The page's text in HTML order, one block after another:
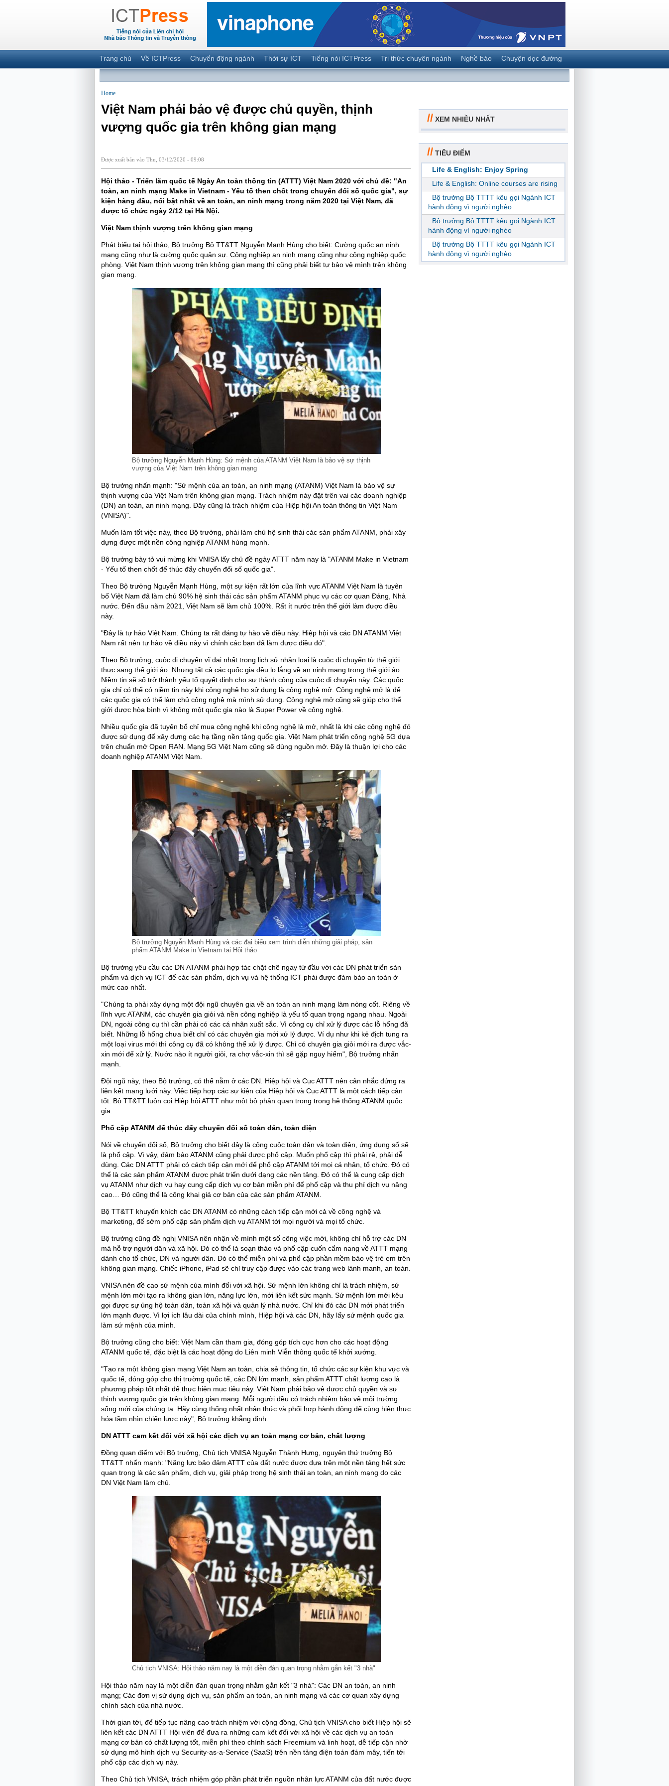
Trang chủ Về ICTPress Chuyển động ngành Thời sự ICT Tiếng nói ICTPress Tri thức chuyên ngành Nghề báo Chuyện dọc đường
Home
Việt Nam phải bảo vệ được chủ quyền, thịnh
vượng quốc gia trên không gian mạng
Được xuất bản vào Thu, 03/12/2020 - 09:08
Hội thảo - Triển lãm quốc tế Ngày An toàn thông tin (ATTT) Việt Nam 2020 với chủ đề: "An
toàn, an ninh mạng Make in Vietnam - Yếu tố then chốt trong chuyển đổi số quốc gia", sự
kiện hàng đầu, nổi bật nhất về an toàn, an ninh mạng trong năm 2020 tại Việt Nam, đã
được tổ chức ngày 2/12 tại Hà Nội.
Việt Nam thịnh vượng trên không gian mạng
Phát biểu tại hội thảo, Bộ trưởng Bộ TT&TT Nguyễn Mạnh Hùng cho biết: Cường quốc an ninh
mạng cũng như là cường quốc quân sự. Công nghiệp an ninh mạng cũng như công nghiệp quốc
phòng. Việt Nam thịnh vượng trên không gian mạng thì cũng phải biết tự bảo vệ mình trên không
gian mạng.
Bộ trưởng Nguyễn Mạnh Hùng: Sứ mệnh của ATANM Việt Nam là bảo vệ sự thịnh
vượng của Việt Nam trên không gian mạng
Bộ trưởng nhấn mạnh: "Sứ mệnh của an toàn, an ninh mạng (ATANM) Việt Nam là bảo vệ sự
thịnh vượng của Việt Nam trên không gian mạng. Trách nhiệm này đặt trên vai các doanh nghiệp
(DN) an toàn, an ninh mạng. Đây cũng là trách nhiệm của Hiệp hội An toàn thông tin Việt Nam
(VNISA)".
Muốn làm tốt việc này, theo Bộ trưởng, phải làm chủ hệ sinh thái các sản phẩm ATANM, phải xây
dựng được một nền công nghiệp ATANM hùng mạnh.
Bộ trưởng bày tỏ vui mừng khi VNISA lấy chủ đề ngày ATTT năm nay là "ATANM Make in Vietnam
- Yếu tố then chốt để thúc đẩy chuyển đổi số quốc gia".
Theo Bộ trưởng Nguyễn Mạnh Hùng, một sự kiện rất lớn của lĩnh vực ATANM Việt Nam là tuyên
bố Việt Nam đã làm chủ 90% hệ sinh thái các sản phẩm ATANM phục vụ các cơ quan Đảng, Nhà
nước. Đến đầu năm 2021, Việt Nam sẽ làm chủ 100%. Rất ít nước trên thế giới làm được điều
này.
"Đây là tự hảo Việt Nam. Chúng ta rất đáng tự hào về điều này. Hiệp hội và các DN ATANM Việt
Nam rất nên tự hào về điều này vì chính các bạn đã làm được điều đó".
Theo Bộ trưởng, cuộc di chuyển vĩ đại nhất trong lịch sử nhân loại là cuộc di chuyển từ thế giới
thực sang thế giới ảo. Nhưng tất cả các quốc gia đều lo lắng về an ninh mạng trong thế giới ảo.
Niềm tin sẽ số trở thành yếu tố quyết định cho sự thành công của cuộc di chuyển này. Các quốc
gia chỉ có thể có niềm tin này khi công nghệ họ sử dụng là công nghệ mở. Công nghệ mở là để
các quốc gia có thể làm chủ công nghệ mà mình sử dụng. Công nghệ mở cũng sẽ giúp cho thế
giới được hòa bình vì không một quốc gia nào là Super Power về công nghệ.
Nhiều quốc gia đã tuyên bố chỉ mua công nghệ khi công nghệ là mở, nhất là khi các công nghệ đó
được sử dụng để xây dựng các hạ tầng nền tảng quốc gia. Việt Nam phát triển công nghệ 5G dựa
trên chuẩn mở Open RAN. Mạng 5G Việt Nam cũng sẽ dùng nguồn mở. Đây là thuận lợi cho các
doanh nghiệp ATANM Việt Nam.
Bộ trưởng Nguyễn Mạnh Hùng và các đại biểu xem trình diễn những giải pháp, sản
phẩm ATANM Make in Vietnam tại Hội thảo
Bộ trưởng yêu cầu các DN ATANM phải hợp tác chặt chẽ ngay từ đầu với các DN phát triển sản
phẩm và dịch vụ ICT để các sản phẩm, dịch vụ và hệ thống ICT phải được đảm bảo an toàn ở
mức cao nhất.
"Chúng ta phải xây dựng một đội ngũ chuyên gia về an toàn an ninh mạng làm nòng cốt. Riêng về
lĩnh vực ATANM, các chuyên gia giỏi và nền công nghiệp là yếu tố quan trọng ngang nhau. Ngoài
DN, ngoài công cụ thì cần phải có các cá nhân xuất sắc. Vì công cụ chỉ xử lý được các lỗ hổng đã
biết. Những lỗ hổng chưa biết chỉ có các chuyên gia mới xử lý được. Ví dụ như khi kẻ địch tung ra
một loại virus mới thì công cụ đã có không thể xử lý được. Chỉ có chuyên gia giỏi mới ra được vắc-
xin mới để xử lý. Nước nào ít người giỏi, ra chợ vắc-xin thì sẽ gặp nguy hiểm", Bộ trưởng nhấn
mạnh.
Đội ngũ này, theo Bộ trưởng, có thể nằm ở các DN. Hiệp hội và Cục ATTT nên cân nhắc đứng ra
liên kết mạng lưới này. Việc tiếp hợp các sự kiện của Hiệp hội và Cục ATTT là một cách tiếp cận
tốt. Bộ TT&TT luôn coi Hiệp hội ATTT như một bộ phận quan trọng trong hệ thống ATANM quốc
gia.
Phổ cập ATANM để thúc đẩy chuyển đổi số toàn dân, toàn diện
Nói về chuyển đổi số, Bộ trưởng cho biết đây là công cuộc toàn dân và toàn diện, ứng dụng số sẽ
là phổ cập. Vì vậy, đảm bảo ATANM cũng phải được phổ cập. Muốn phổ cập thì phải rẻ, phải dễ
dùng. Các DN ATTT phải có cách tiếp cận mới để phổ cập ATANM tới mọi cá nhân, tổ chức. Đó có
thể là các sản phẩm ATANM được phát triển dưới dạng các nền tảng. Đó có thể là cung cấp dịch
vụ ATANM như dịch vụ hay cung cấp dịch vụ cơ bản miễn phí để phổ cập và thu phí dịch vụ nâng
cao… Đó cũng thể là công khai giá cơ bản của các sản phẩm ATANM.
Bộ TT&TT khuyến khích các DN ATANM có những cách tiếp cận mới cả về công nghệ và
marketing, để sớm phổ cập sản phẩm dịch vụ ATANM tới mọi người và mọi tổ chức.
Bộ trưởng cũng đề nghị VNISA nên nhận về mình một số công việc mới, không chỉ hỗ trợ các DN
mà hỗ trợ người dân và xã hội. Đó có thể là soạn thảo và phổ cập cuốn cẩm nang về ATTT mạng
dành cho tổ chức, DN và người dân. Đó có thể miễn phí và phổ cập phần mềm bảo vệ trẻ em trên
không gian mạng. Chiếc iPhone, iPad sẽ chỉ truy cập được vào các trang web lành manh, an toàn.
VNISA nên đề cao sứ mệnh của mình đối với xã hội. Sứ mệnh lớn không chỉ là trách nhiệm, sứ
mệnh lớn mới tạo ra không gian lớn, năng lực lớn, mới liên kết sức mạnh. Sứ mệnh lớn mới kêu
gọi được sự ủng hộ toàn dân, toàn xã hội và quản lý nhà nước. Chỉ khi đó các DN mới phát triển
lớn mạnh được. Vì lợi ích lâu dài của chính mình, Hiệp hội và các DN, hãy lấy sứ mệnh quốc gia
làm sứ mệnh của mình.
Bộ trưởng cũng cho biết: Việt Nam cần tham gia, đóng góp tích cực hơn cho các hoạt động
ATANM quốc tế, đặc biệt là các hoạt động do Liên minh Viễn thông quốc tế khởi xướng.
"Tạo ra một không gian mạng Việt Nam an toàn, chia sẻ thông tin, tổ chức các sự kiện khu vực và
quốc tế, đóng góp cho thị trường quốc tế, các DN lớn mạnh, sản phẩm ATTT chất lượng cao là
phương pháp tốt nhất để thực hiện mục tiêu này. Việt Nam phải bảo vệ được chủ quyền và sự
thịnh vượng quốc gia trên không gian mạng. Mỗi người đều có trách nhiệm bảo vệ môi trường
sống mới của chúng ta. Hãy cùng thống nhất nhận thức và phối hợp hành động để cùng hiện thực
hóa tầm nhìn chiến lược này", Bộ trưởng khẳng định.
DN ATTT cam kết đối với xã hội các dịch vụ an toàn mạng cơ bản, chất lượng
Đồng quan điểm với Bộ trưởng, Chủ tịch VNISA Nguyễn Thành Hưng, nguyên thứ trưởng Bộ
TT&TT nhấn mạnh: "Năng lực bảo đảm ATTT của đất nước được dựa trên một nền tảng hết sức
quan trọng là các sản phẩm, dịch vụ, giải pháp trong hệ sinh thái an toàn, an ninh mạng do các
DN Việt Nam làm chủ.
Chủ tịch VNISA: Hội thảo năm nay là một diễn đàn quan trọng nhằm gắn kết "3 nhà"
Hội thảo năm nay là một diễn đàn quan trọng nhằm gắn kết "3 nhà": Các DN an toàn, an ninh
mạng; Các đơn vị sử dụng dịch vụ, sản phẩm an toàn, an ninh mạng và các cơ quan xây dựng
chính sách của nhà nước.
Thời gian tới, để tiếp tục nâng cao trách nhiệm với cộng đồng, Chủ tịch VNISA cho biết Hiệp hội sẽ
liên kết các DN ATTT Hội viên để đưa ra những cam kết đối với xã hội về các dịch vụ an toàn
mạng cơ bản có chất lượng tốt, miễn phí theo chính sách Freemium và linh hoạt, dễ tiếp cận nhờ
sử dụng mô hình dịch vụ Security-as-a-Service (SaaS) trên nền tảng điện toán đám mây, tiến tới
phổ cập các dịch vụ này.
Theo Chủ tịch VNISA, trách nhiệm góp phần phát triển nguồn nhân lực ATANM của đất nước được
// XEM NHIỀU NHẤT
// TIÊU ĐIỂM
Life & English: Enjoy Spring
Life & English: Online courses are rising
Bộ trưởng Bộ TTTT kêu gọi Ngành ICT
hành động vì người nghèo
Bộ trưởng Bộ TTTT kêu gọi Ngành ICT
hành động vì người nghèo
Bộ trưởng Bộ TTTT kêu gọi Ngành ICT
hành động vì người nghèo